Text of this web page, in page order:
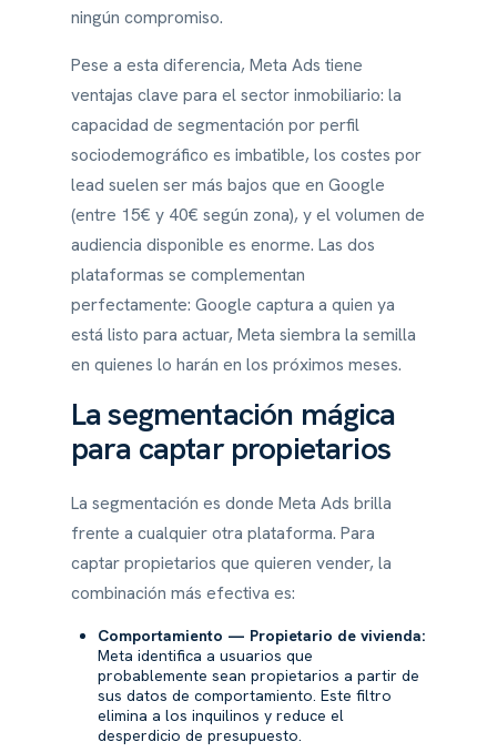
ningún compromiso.
Pese a esta diferencia, Meta Ads tiene
ventajas clave para el sector inmobiliario: la
capacidad de segmentación por perfil
sociodemográfico es imbatible, los costes por
lead suelen ser más bajos que en Google
(entre 15€ y 40€ según zona), y el volumen de
audiencia disponible es enorme. Las dos
plataformas se complementan
perfectamente: Google captura a quien ya
está listo para actuar, Meta siembra la semilla
en quienes lo harán en los próximos meses.
La segmentación mágica
para captar propietarios
La segmentación es donde Meta Ads brilla
frente a cualquier otra plataforma. Para
captar propietarios que quieren vender, la
combinación más efectiva es:
Comportamiento — Propietario de vivienda:
Meta identifica a usuarios que
probablemente sean propietarios a partir de
sus datos de comportamiento. Este filtro
elimina a los inquilinos y reduce el
desperdicio de presupuesto.